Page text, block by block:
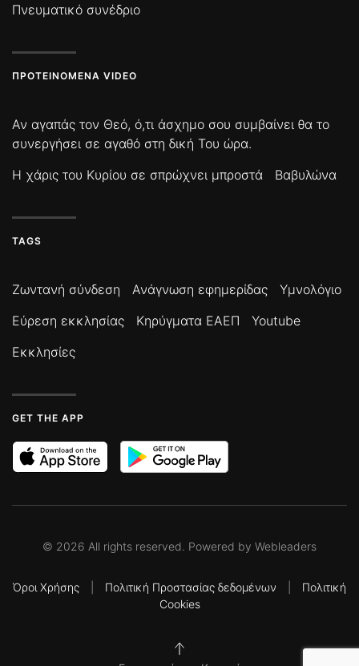
Πνευματικό συνέδριο
ΠΡΟΤΕΙΝΌΜΕΝΑ VIDEO
Αν αγαπάς τον Θεό, ό,τι άσχημο σου συμβαίνει θα το
συνεργήσει σε αγαθό στη δική Του ώρα.
Η χάρις του Κυρίου σε σπρώχνει μπροστά
Βαβυλώνα
TAGS
Ζωντανή σύνδεση Ανάγνωση εφημερίδας
Υμνολόγιο
Εύρεση εκκλησίας
Κηρύγματα ΕΑΕΠ
Youtube
Εκκλησίες
GET THE APP
© 2026 All rights reserved. Powered by Webleaders
Όροι Χρήσης Πολιτική Προστασίας δεδομένων
Πολιτική
Cookies